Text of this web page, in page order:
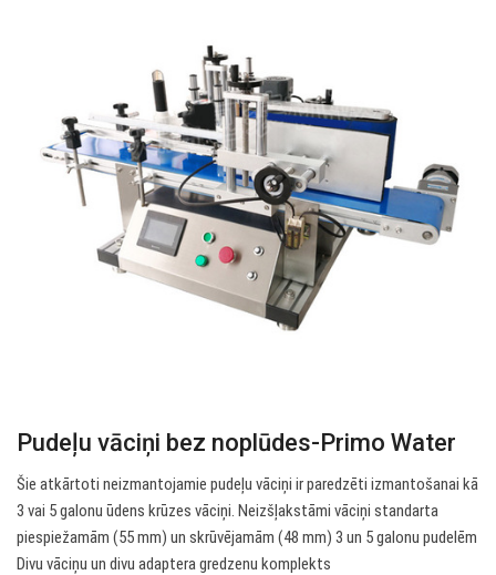
Pudeļu vāciņi bez noplūdes-Primo Water
Šie atkārtoti neizmantojamie pudeļu vāciņi ir paredzēti izmantošanai kā
3 vai 5 galonu ūdens krūzes vāciņi. Neizšļakstāmi vāciņi standarta
piespiežamām (55 mm) un skrūvējamām (48 mm) 3 un 5 galonu pudelēm
Divu vāciņu un divu adaptera gredzenu komplekts